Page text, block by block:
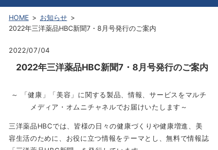
HOME
お知らせ
2022年三洋薬品HBC新聞7・8月号発行のご案内
2022/07/04
2022年三洋薬品HBC新聞7・8月号発行のご案内
～
「健康」「美容」に関する製品、情報、サービスをマルチ
メディア・オムニチャネルでお届けいたします～
三洋薬品HBCでは、皆様の日々の健康づくりや健康増進、美
容生活のために、お役に立つ情報をテーマとし、無料で情報誌